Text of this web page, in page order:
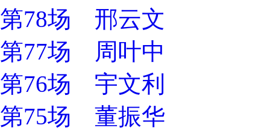
第78场 邢云文
第77场 周叶中
第76场 宇文利
第75场 董振华